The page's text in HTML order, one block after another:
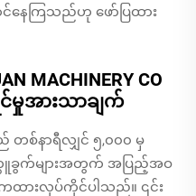
င်နေကြသည်ဟု ဖော်ပြထား
MACHINERY CO
မှုအားသာချက်
ည် တစ်နာရီလျှင် ၅,၀၀၀ မှ
ခွက်များအတွက် အပြည့်အဝ
ားလုပ်ကိုင်ပါသည်။ ၎င်း